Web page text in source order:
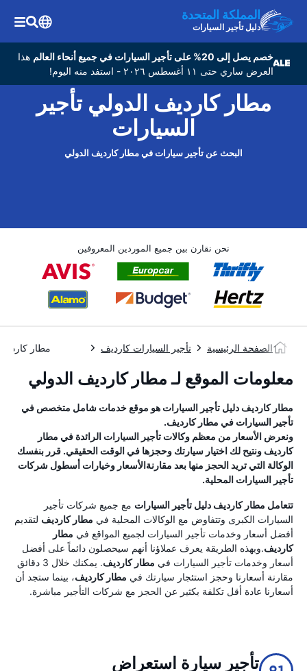
المملكة المتحدة
دليل تأجير السيارات
خصم يصل إلى 20% على تأجير السيارات في جميع أنحاء العالم
هذا
العرض ساري حتى ١١ أغسطس ٢٠٢٦ - استفد منه اليوم!
مطار كارديف الدولي تأجير
السيارات
البحث عن تأجير سيارات في مطار كارديف الدولي
نحن نقارن بين جميع الموردين المعروفين
الصفحة الرئيسية تأجير السيارات كارديف مطار
معلومات الموقع لـ مطار كارديف الدولي
مطار كارديف دليل تأجير السيارات هو موقع خدمات شامل متخصص في
تأجير السيارات في مطار كارديف.
ونعرض الأسعار من معظم وكالات تأجير السيارات الرائدة في مطار
كارديف ونتيح لك اختيار سيارتك وحجزها في الوقت الحقيقي. قرر بنفسك
الوكالة التي تريد الحجز منها بعد مقارنةالأسعار وخيارات أسطول شركات
تأجير السيارات المحلية.
تتعامل مطار كارديف دليل تأجير السيارات مع جميع شركات تأجير
السيارات الكبرى وتتفاوض مع الوكالات المحلية في مطار كارديف لتقديم
أفضل أسعار وخدمات تأجير السيارات لجميع المواقع في مطار
كارديف.وبهذه الطريقة يعرف عملاؤنا أنهم سيحصلون دائماً على أفضل
أسعار وخدمات تأجير السيارات في مطار كارديف
. يمكنك خلال 3 دقائق
مقارنة أسعارنا وحجز استئجار سيارتك في مطار كارديف، بينما ستجد أن
أسعارنا عادة أقل تكلفة بكثير عن الحجز مع شركات التأجير مباشرة.
تأجير سيارة استعراض